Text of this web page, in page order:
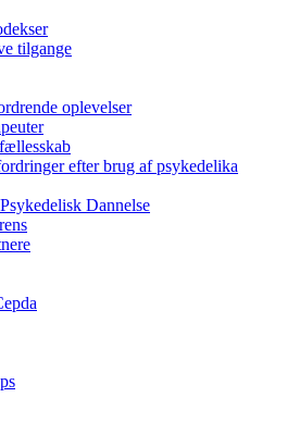
tilgange
oplevelser
efter brug af psykedelika
Dannelse